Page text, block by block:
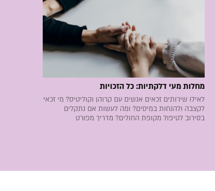
מחלות מעי דלקתיות: כל הזכויות
לאילו שירותים זכאים אנשים עם קרוהן וקוליטיס? מי זכאי
לקצבה ולהנחות במיסים? ומה לעשות אם נתקלים
בסירוב לטיפול מקופת החולים? מדריך מפורט